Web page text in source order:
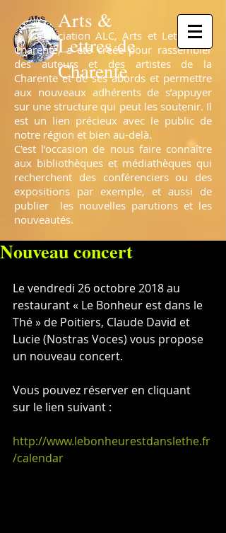
Arts &
Lettres de
Charente
L’association ALC, Arts et Lettres de
Charente, a été créée pour rassembler
des auteurs et des artistes de la
Charente et de ses abords et permettre
aux nouveaux adhérents de s’appuyer
sur une structure qui peut les soutenir. Il
est un lien précieux avec le public de
notre région et bien au-delà.
C'est l’occasion de nous faire connaître
aux bibliothèques et médiathèques qui
recherchent des conférenciers ou des
expositions par exemple, et aussi de
publier les nouvelles parutions et les
nouveautés.
Nouveau concert
Le vendredi 26 octobre 2018 au
restaurant « Le Bonheur est dans le
Thé » de Poitiers, Claude David et
Lucie (Nostras Voces) vous propose
un nouveau concert.
Vous pouvez réserver en cliquant
sur le lien suivant :
http://www.lebonheurestdanslethe.fr
/calendar